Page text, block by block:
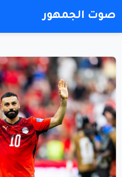
صوت الجمهور